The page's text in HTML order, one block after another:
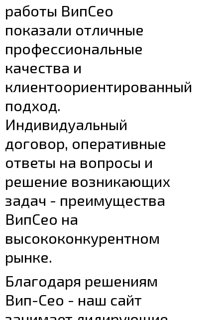
работы ВипСео
показали отличные
профессиональные
качества и
клиентоориентированный
подход.
Индивидуальный
договор, оперативные
ответы на вопросы и
решение возникающих
задач - преимущества
ВипСео на
высококонкурентном
рынке.
Благодаря решениям
Вип-Сео - наш сайт